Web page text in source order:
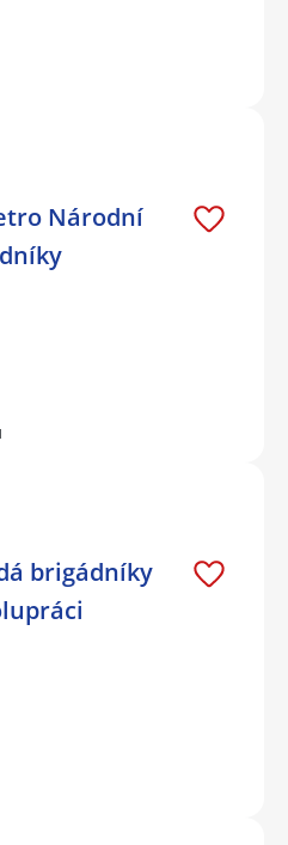
Národní
brigádníky